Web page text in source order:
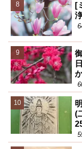
[
御
(